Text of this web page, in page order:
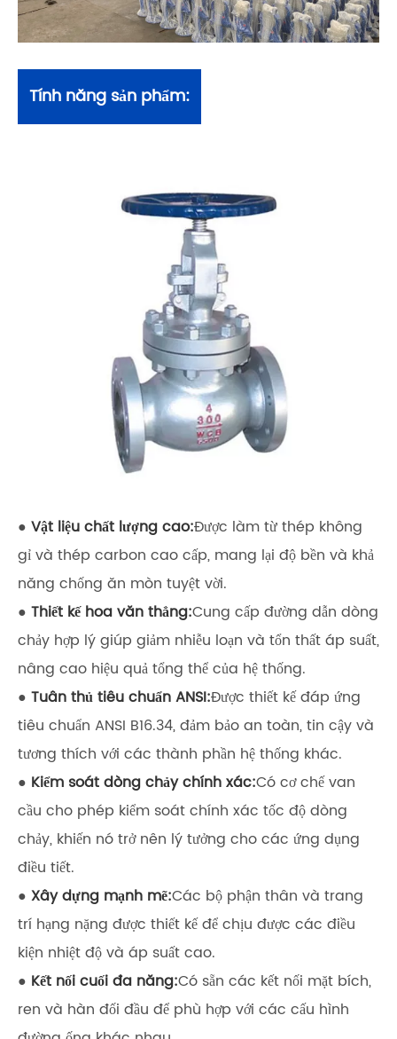
Tính năng sản phẩm:
● Vật liệu chất lượng cao:Được làm từ thép không
gỉ và thép carbon cao cấp, mang lại độ bền và khả
năng chống ăn mòn tuyệt vời.
● Thiết kế hoa văn thẳng:Cung cấp đường dẫn dòng
chảy hợp lý giúp giảm nhiễu loạn và tổn thất áp suất,
nâng cao hiệu quả tổng thể của hệ thống.
● Tuân thủ tiêu chuẩn ANSI:Được thiết kế đáp ứng
tiêu chuẩn ANSI B16.34, đảm bảo an toàn, tin cậy và
tương thích với các thành phần hệ thống khác.
● Kiểm soát dòng chảy chính xác:Có cơ chế van
cầu cho phép kiểm soát chính xác tốc độ dòng
chảy, khiến nó trở nên lý tưởng cho các ứng dụng
điều tiết.
● Xây dựng mạnh mẽ:Các bộ phận thân và trang
trí hạng nặng được thiết kế để chịu được các điều
kiện nhiệt độ và áp suất cao.
● Kết nối cuối đa năng:Có sẵn các kết nối mặt bích,
ren và hàn đối đầu để phù hợp với các cấu hình